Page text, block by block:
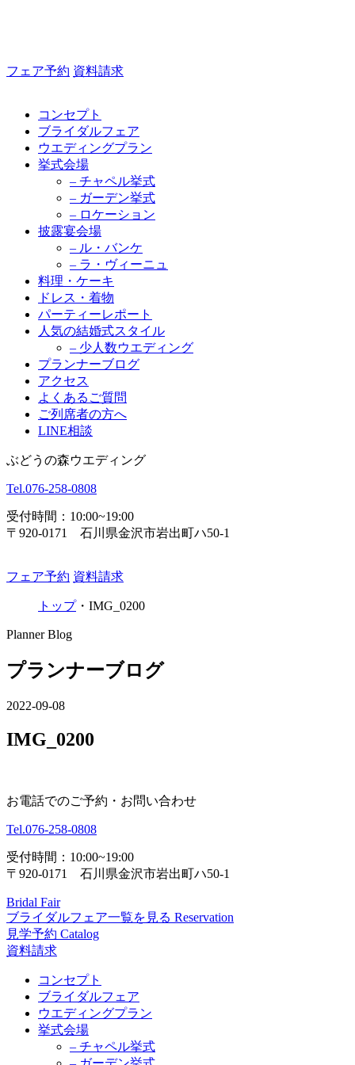
フェア予約 資料請求
コンセプト
ブライダルフェア
ウエディングプラン
挙式会場
– チャペル挙式
– ガーデン挙式
– ロケーション
披露宴会場
– ル・バンケ
– ラ・ヴィーニュ
料理・ケーキ
ドレス・着物
パーティーレポート
人気の結婚式スタイル
– 少人数ウエディング
プランナーブログ
アクセス
よくあるご質問
ご列席者の方へ
LINE相談
ぶどうの森ウエディング
Tel.076-258-0808
受付時間：10:00~19:00
〒920-0171 石川県金沢市岩出町ハ50-1
フェア予約 資料請求
トップ・ IMG_0200
Planner Blog
プランナーブログ
2022-09-08
IMG_0200
お電話でのご予約・お問い合わせ
Tel.076-258-0808
受付時間：10:00~19:00
〒920-0171 石川県金沢市岩出町ハ50-1
Bridal Fair
ブライダルフェア一覧を見る Reservation
見学予約 Catalog
資料請求
コンセプト
ブライダルフェア
ウエディングプラン
挙式会場
– チャペル挙式